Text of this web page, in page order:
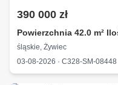
390 000 zł
Powierzchnia 42.0 m²
śląskie, Żywiec
03-08-2026 · C328-SM-08448